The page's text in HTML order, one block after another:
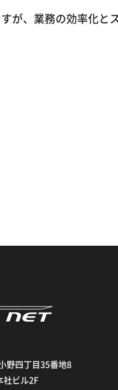
が、業務の効率化と
野四丁目35番地8
社ビル2F